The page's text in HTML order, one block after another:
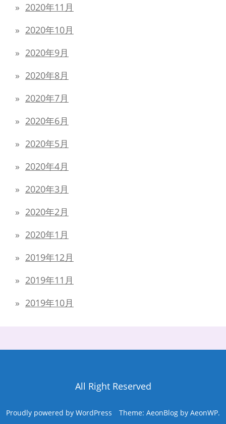
2020年11月
2020年10月
2020年9月
2020年8月
2020年7月
2020年6月
2020年5月
2020年4月
2020年3月
2020年2月
2020年1月
2019年12月
2019年11月
2019年10月
All Right Reserved
Proudly powered by WordPress Theme: AeonBlog by AeonWP.